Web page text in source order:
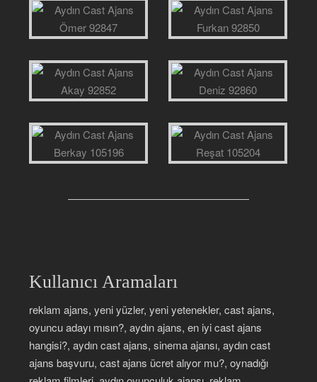
Kullanıcı Aramaları
reklam ajans, yeni yüzler, yeni yetenekler, cast ajans,
oyuncu adayı mısın?, aydın ajans, en iyi cast ajans
hangisi?, aydın cast ajans, sinema ajansı, aydın cast
ajans başvuru, cast ajans ücret alıyor mu?, oynadığı